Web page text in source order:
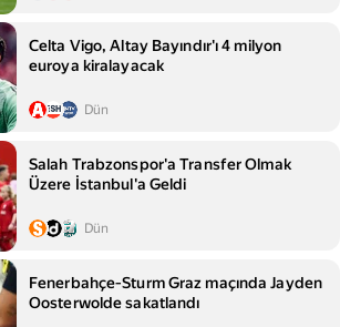
Celta Vigo, Altay Bayındır'ı 4 milyon
euroya kiralayacak
Dün
Salah Trabzonspor'a Transfer Olmak
Üzere İstanbul'a Geldi
Dün
Fenerbahçe‑Sturm Graz maçında Jayden
Oosterwolde sakatlandı